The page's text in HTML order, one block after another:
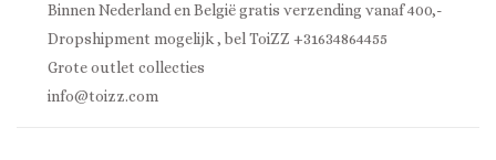
Binnen Nederland en België gratis verzending vanaf 400,-
Dropshipment mogelijk , bel ToiZZ +31634864455
Grote outlet collecties
info@toizz.com